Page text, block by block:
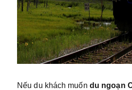
Nếu du khách muốn du ngoạn